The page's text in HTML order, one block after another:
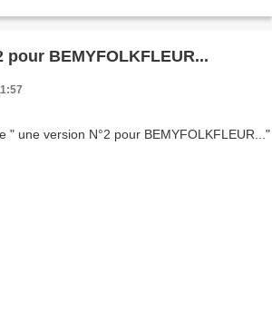
pour BEMYFOLKFLEUR...